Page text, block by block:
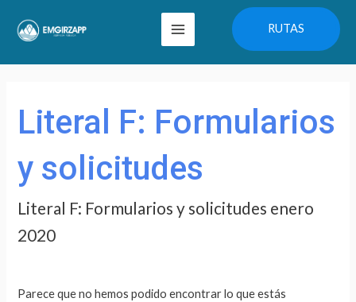
Main
Menu
RUTAS
Literal F: Formularios
y solicitudes
Literal F: Formularios y solicitudes enero
2020
Parece que no hemos podido encontrar lo que estás